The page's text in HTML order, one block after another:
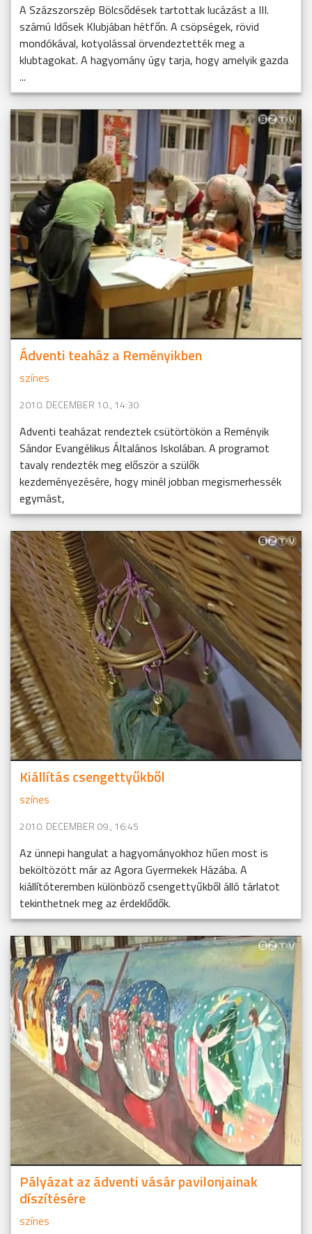
A Százszorszép Bölcsődések tartottak lucázást a III.
számú Idősek Klubjában hétfőn. A csöpségek, rövid
mondókával, kotyolással örvendeztették meg a
klubtagokat. A hagyomány úgy tarja, hogy amelyik gazda
...
Ádventi teaház a Reményikben
színes
2010. DECEMBER 10., 14:30
Adventi teaházat rendeztek csütörtökön a Reményik
Sándor Evangélikus Általános Iskolában. A programot
tavaly rendezték meg először a szülők
kezdeményezésére, hogy minél jobban megismerhessék
egymást,
Kiállítás csengettyűkből
színes
2010. DECEMBER 09., 16:45
Az ünnepi hangulat a hagyományokhoz hűen most is
beköltözött már az Agora Gyermekek Házába. A
kiállítóteremben különböző csengettyűkből álló tárlatot
tekinthetnek meg az érdeklődők.
Pályázat az ádventi vásár pavilonjainak
díszítésére
színes